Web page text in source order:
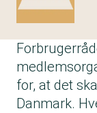
for, at det
Danmark.